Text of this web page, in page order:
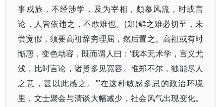
事戎旅，不经涉学，及为宰相，颇慕风流，时或言
论，人皆依违之，不敢难也。(郑)鲜之难必切至，未
尝宽假，须要高祖辞穷理屈，然后置之。高祖或有时
惭恧，变色动容，既而谓人曰：‘我本无术学，言义尤
浅，比时言论，诸贤多见宽容。惟郑不尔，独能尽人
之意，甚以此感之。’”在这种敏感多忌的政治环境
里，文士聚会与清谈大幅减少，社会风气出现变化。